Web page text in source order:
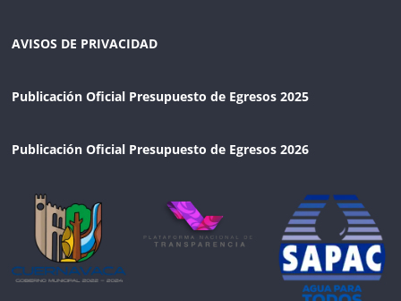
AVISOS DE PRIVACIDAD
Publicación Oficial Presupuesto de Egresos 2025
Publicación Oficial Presupuesto de Egresos 2026